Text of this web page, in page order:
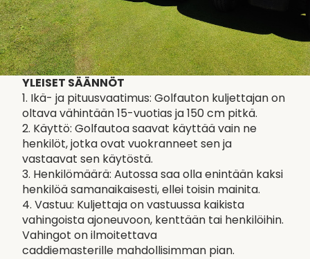
YLEISET SÄÄNNÖT
1. Ikä- ja pituusvaatimus: Golfauton kuljettajan on
oltava vähintään 15-vuotias ja 150 cm pitkä.
2. Käyttö: Golfautoa saavat käyttää vain ne
henkilöt, jotka ovat vuokranneet sen ja
vastaavat sen käytöstä.
3. Henkilömäärä: Autossa saa olla enintään kaksi
henkilöä samanaikaisesti, ellei toisin mainita.
4. Vastuu: Kuljettaja on vastuussa kaikista
vahingoista ajoneuvoon, kenttään tai henkilöihin.
Vahingot on ilmoitettava
caddiemasterille mahdollisimman pian.